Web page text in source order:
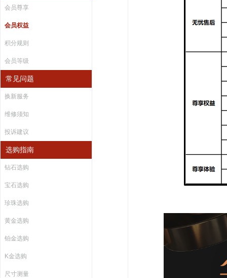
会员尊享
会员权益
积分规则
会员等级
常见问题
换新服务
维修须知
投诉建议
选购指南
钻石选购
宝石选购
珍珠选购
黄金选购
铂金选购
K金选购
尺寸测量